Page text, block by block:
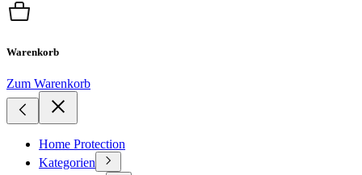
Warenkorb
Zum Warenkorb
Home Protection
Kategorien